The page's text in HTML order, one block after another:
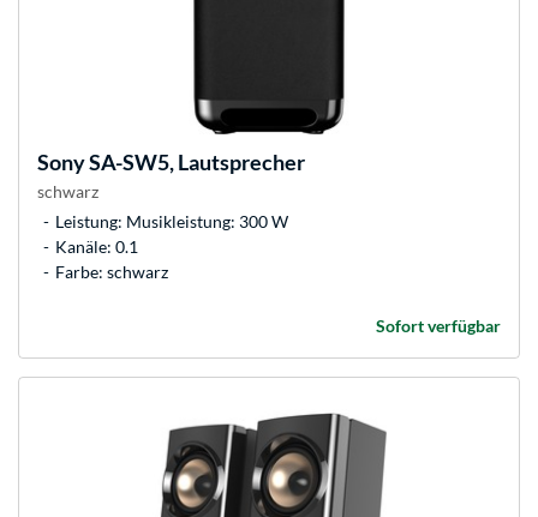
SonySA-SW5, Lautsprecher
schwarz
Leistung: Musikleistung: 300 W
Kanäle: 0.1
Farbe: schwarz
Sofort verfügbar